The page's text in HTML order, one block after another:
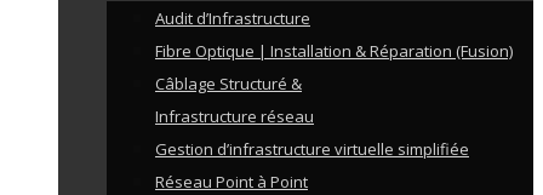
Audit d’Infrastructure
Fibre Optique | Installation & Réparation (Fusion)
Câblage Structuré &
Infrastructure réseau
Gestion d’infrastructure virtuelle simplifiée
Réseau Point à Point